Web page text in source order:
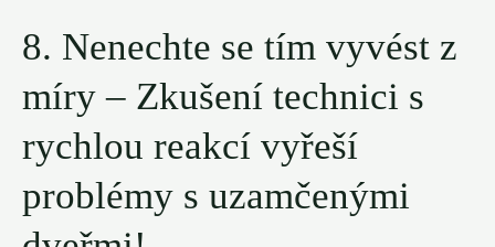
8. Nenechte se tím vyvést z
míry – Zkušení technici s
rychlou reakcí vyřeší
problémy s uzamčenými